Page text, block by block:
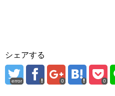
シェアする
error 0 0